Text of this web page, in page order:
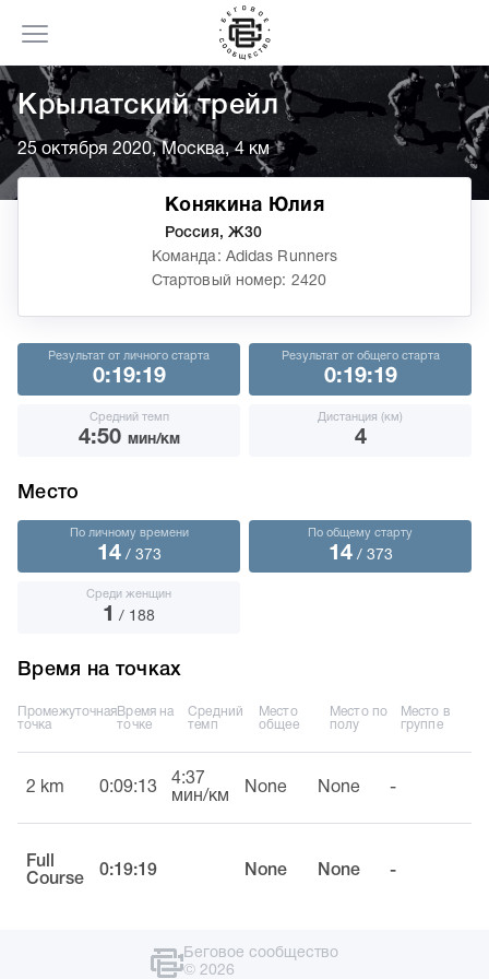
Крылатский трейл
25 октября 2020, Москва, 4 км
Конякина Юлия
Россия, Ж30
Команда: Adidas Runners
Стартовый номер: 2420
Результат от личного старта
0:19:19
Результат от общего старта
0:19:19
Средний темп
4:50 мин/км
Дистанция (км)
4
Место
По личному времени
14/ 373
По общему старту
14/ 373
Среди женщин
1 / 188
Время на точках
Промежуточная
точка
Время на
точке
Средний
темп
Место
общее
Место по
полу
Место в
группе
2 km 0:09:13
4:37
мин/км
None None -
Full
Course
0:19:19 None None -
Беговое сообщество
© 2026